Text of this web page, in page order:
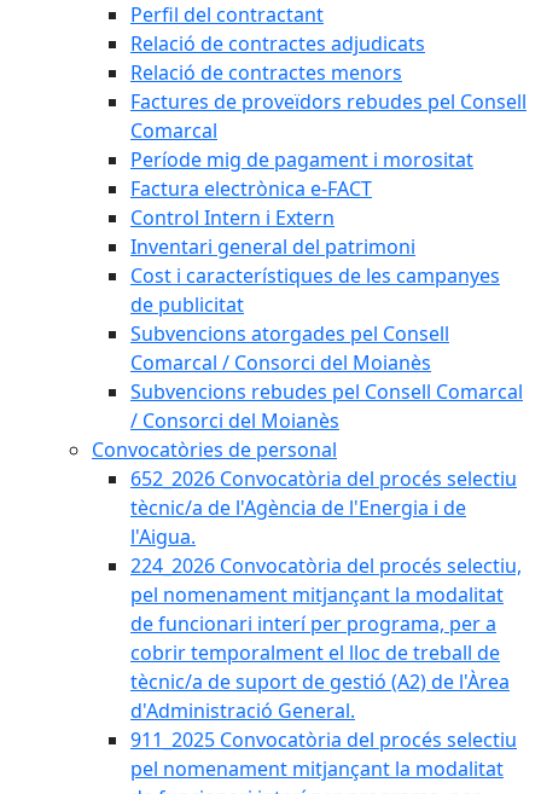
Perfil del contractant
Relació de contractes adjudicats
Relació de contractes menors
Factures de proveïdors rebudes pel Consell
Comarcal
Període mig de pagament i morositat
Factura electrònica e-FACT
Control Intern i Extern
Inventari general del patrimoni
Cost i característiques de les campanyes
de publicitat
Subvencions atorgades pel Consell
Comarcal / Consorci del Moianès
Subvencions rebudes pel Consell Comarcal
/ Consorci del Moianès
Convocatòries de personal
652_2026 Convocatòria del procés selectiu
tècnic/a de l'Agència de l'Energia i de
l'Aigua.
224_2026 Convocatòria del procés selectiu,
pel nomenament mitjançant la modalitat
de funcionari interí per programa, per a
cobrir temporalment el lloc de treball de
tècnic/a de suport de gestió (A2) de l'Àrea
d'Administració General.
911_2025 Convocatòria del procés selectiu
pel nomenament mitjançant la modalitat